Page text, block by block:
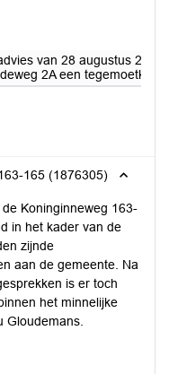
van 28 augustus
2A een
165 (1876305)
Koninginneweg 163-
in het kader van de
zijnde
aan de gemeente. Na
is er toch
het minnelijke
Gloudemans.